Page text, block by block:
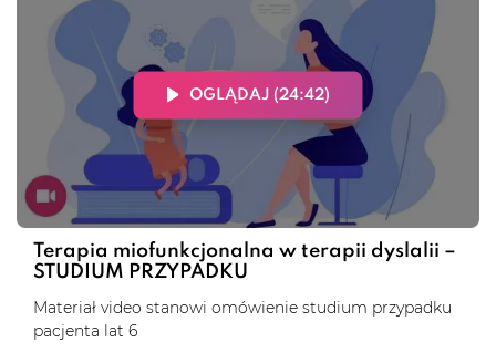
OGLĄDAJ (24:42)
Terapia miofunkcjonalna w terapii dyslalii –
STUDIUM PRZYPADKU
Materiał video stanowi omówienie studium przypadku
pacjenta lat 6